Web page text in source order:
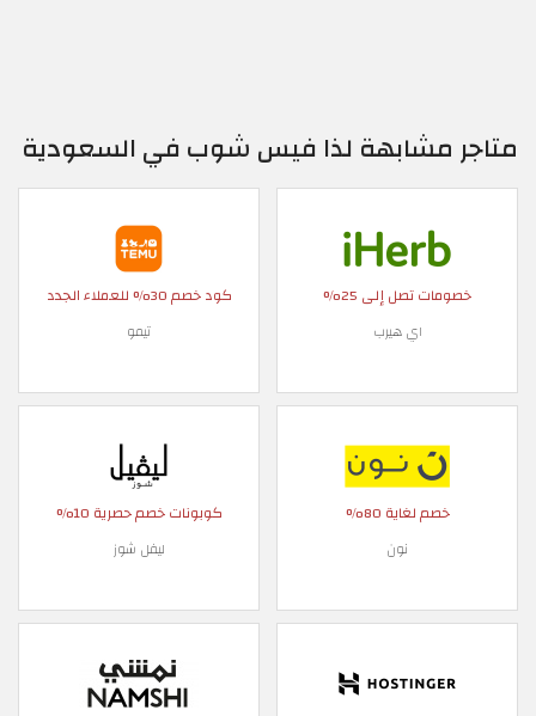
متاجر مشابهة لذا فيس شوب في السعودية
خصومات تصل إلى 25%
اي هيرب
كود خصم 30% للعملاء الجدد
تيمو
خصم لغاية 80%
نون
كوبونات خصم حصرية 10%
ليفل شوز